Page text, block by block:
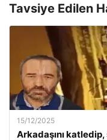
Tavsiye Edilen
15/12/2025
Arkadaşını